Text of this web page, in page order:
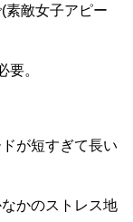
素敵女子アピー
要。
が短すぎて長い
かのストレス地